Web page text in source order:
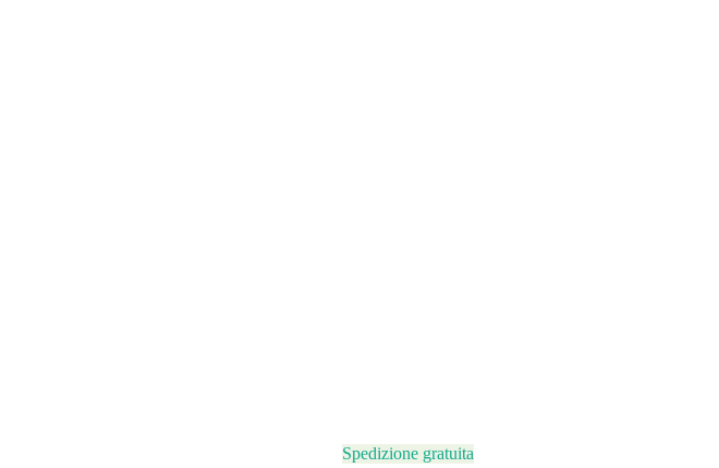
Spedizione gratuita